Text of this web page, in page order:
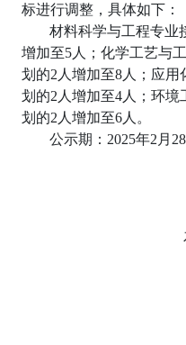
标进行调整，具体如下：
材料科学与工程专业
增加至5人；化学工艺与
划的2人增加至8人；应
划的2人增加至4人；环
划的2人增加至6人。
公示期：2025年2月
石河子大学
2025年2